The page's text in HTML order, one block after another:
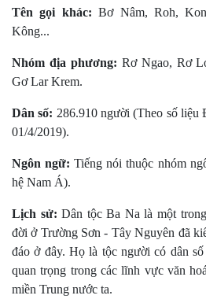
Tên gọi khác:Bơ Nâm, Roh,
Kông...
Nhóm địa phương: Rơ Ngao, Rơ
Gơ Lar Krem.
Dân số: 286.910 người (Theo số liệu
01/4/2019).
Ngôn ngữ: Tiếng nói thuộc nhóm
hệ Nam Á).
Lịch sử: Dân tộc Ba Na là một
đời ở Trường Sơn - Tây Nguyên đã
đáo ở đây. Họ là tộc người có dân
quan trọng trong các lĩnh vực văn
miền Trung nước ta.